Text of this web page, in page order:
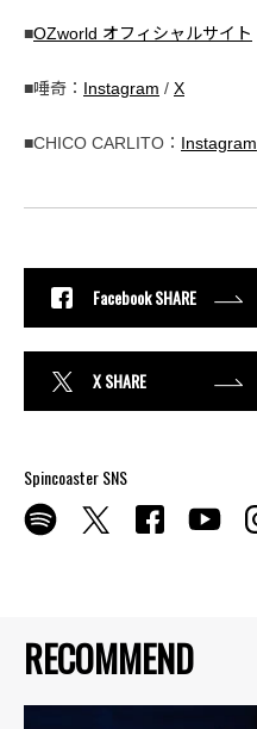
RECOMMEND
■OZworld オフィシャルサイト
■唾奇： Instagram / X
■CHICO CARLITO： Instagram
Facebook SHARE
X SHARE
Spincoaster SNS